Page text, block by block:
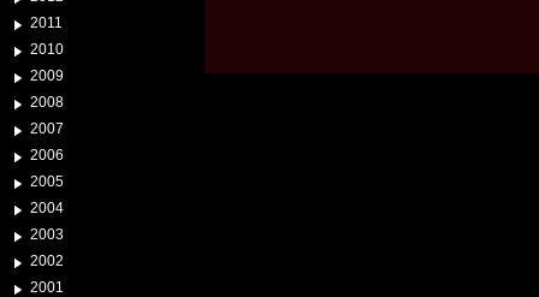
2011
2010
2009
2008
2007
2006
2005
2004
2003
2002
2001